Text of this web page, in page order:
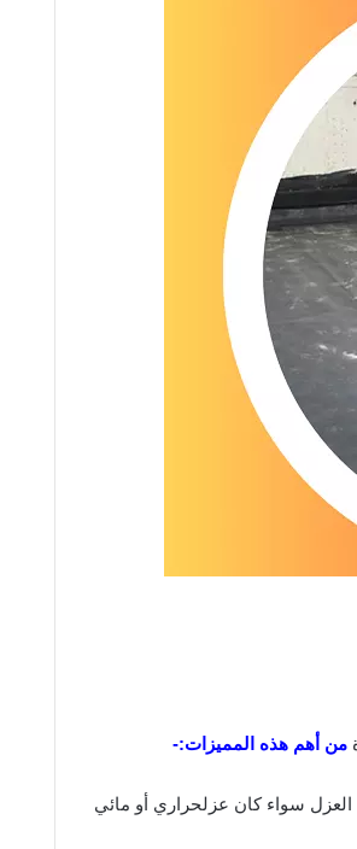
من أهم هذه المميزات:-
سواء كان عزلحراري أو مائي